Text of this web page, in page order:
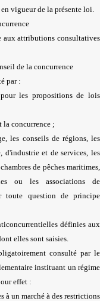
vigueur de la présente loi.
aux attributions consultatives
de la concurrence
par :
les propositions de lois
la concurrence ;
les conseils de régions, les
d'industrie et de services, les
de pêches maritimes,
ou les associations de
toute question de principe
définies aux
elles sont saisies.
consulté par le
instituant un régime
effet :
à un marché à des restrictions